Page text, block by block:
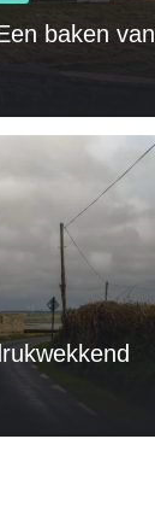
baken van